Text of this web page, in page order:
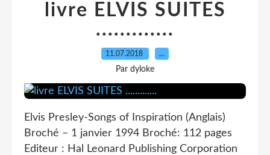
livre ELVIS SUITES
.............
11.07.2018 …
Par dyloke
Elvis Presley-Songs of Inspiration (Anglais)
Broché – 1 janvier 1994 Broché: 112 pages
Editeur : Hal Leonard Publishing Corporation